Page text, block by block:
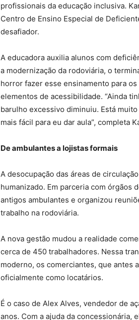
profissionais da educação inclusiva.
Centro de Ensino Especial de
desafiador.
A educadora auxilia alunos com
a modernização da rodoviária, o
horror fazer esse ensinamento para
elementos de acessibilidade. “Ainda
barulho excessivo diminuiu. Está
mais fácil para eu dar aula”, completa
De ambulantes a lojistas formais
A desocupação das áreas de
humanizado. Em parceria com órgãos
antigos ambulantes e organizou
trabalho na rodoviária.
A nova gestão mudou a realidade
cerca de 450 trabalhadores. Nessa
moderno, os comerciantes, que antes
oficialmente como locatários.
É o caso de Alex Alves, vendedor de
anos. Com a ajuda da concessionária,